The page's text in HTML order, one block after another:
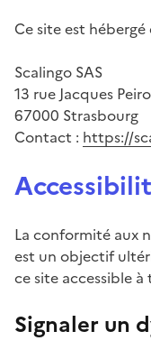
Ce site est
Scalingo SAS
13 rue Jacques
67000 Strasbourg
Contact : https://
La conformité aux
est un objectif
ce site accessible
Signaler un